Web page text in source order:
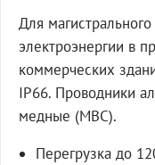
Для
электроэнергии в
коммерческих
IP66. Проводники
медные (МВС).
Перегрузка до